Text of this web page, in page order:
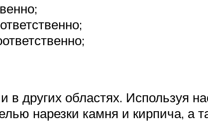
других областях. Используя
нарезки камня и кирпича, а